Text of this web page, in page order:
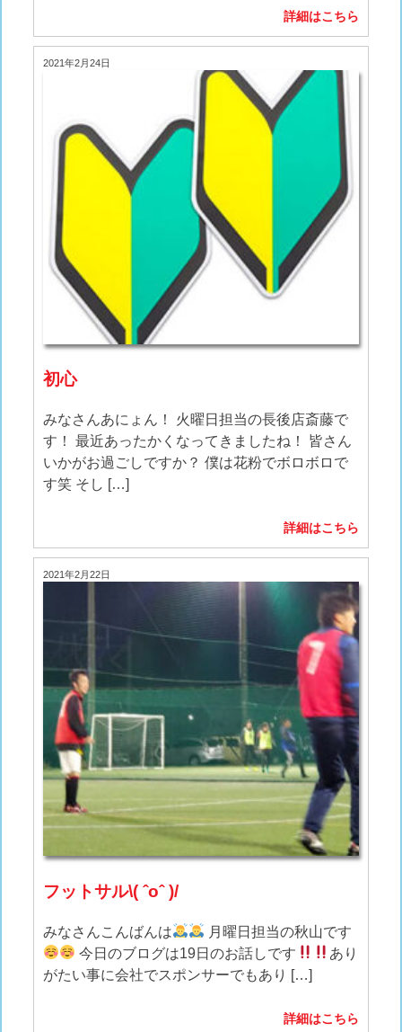
詳細はこちら
2021年2月24日
初心
みなさんあにょん！ 火曜日担当の長後店斎藤で
す！ 最近あったかくなってきましたね！ 皆さん
いかがお過ごしですか？ 僕は花粉でボロボロで
す笑 そし […]
詳細はこちら
2021年2月22日
フットサル\( ˆoˆ )/
みなさんこんばんは
月曜日担当の秋山です
今日のブログは19日のお話しです
あり
がたい事に会社でスポンサーでもあり […]
詳細はこちら